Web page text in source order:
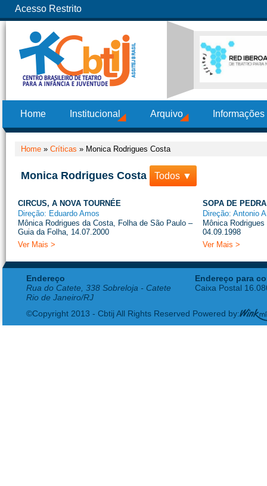
Acesso Restrito
Home Institucional Arquivo
Home » Críticas » Monica Rodrigues Costa
Monica Rodrigues Costa Todos ▼
CIRCUS, A NOVA TOURNÉE
Direção: Eduardo Amos
Mônica Rodrigues da Costa, Folha de São Paulo –
Guia da Folha, 14.07.2000
Ver Mais >
SOPA DE PEDRA
Direção: Antonio
Mônica
04.09.1998
Ver Mais >
Endereço
Rua do Catete, 338 Sobreloja - Catete
Rio de Janeiro/RJ
Endereço para
Caixa Postal
©Copyright 2013 - Cbtij All Rights Reserved Powered by: